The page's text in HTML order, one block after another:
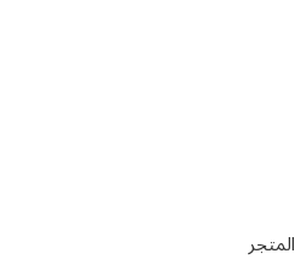
المتجر